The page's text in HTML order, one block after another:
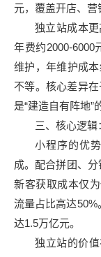
元，覆盖开店、营
独立站成本更
年费约2000-6000
维护，年维护成
不等。核心差异
是“建造自有阵地”
三、核心逻
小程序的优
成。配合拼团、
新客获取成本仅
流量占比高达
达1.5万亿元。
独立站的价值